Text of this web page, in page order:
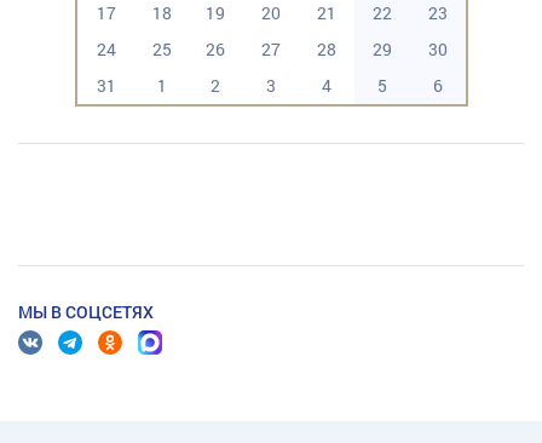
17
18 19 20 21 22
23
24
25 26 27 28 29
30
31
1 2 3 4 5 6
МЫ В СОЦСЕТЯХ